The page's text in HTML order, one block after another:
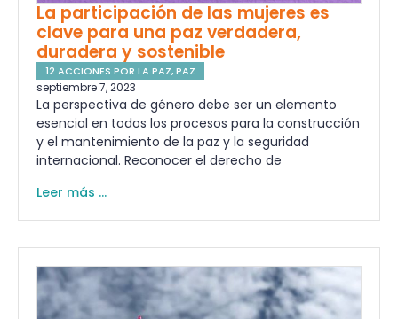
La participación de las mujeres es
clave para una paz verdadera,
duradera y sostenible
12 ACCIONES POR LA PAZ,PAZ
septiembre 7, 2023
La perspectiva de género debe ser un elemento
esencial en todos los procesos para la construcción
y el mantenimiento de la paz y la seguridad
internacional. Reconocer el derecho de
Leer más ...